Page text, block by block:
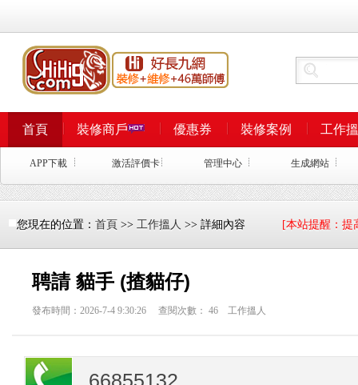
首頁 裝修商戶 優惠券 裝修案例 工作
APP下載 激活評價卡 管理中心 生成網站
您現在的位置： 首頁 >> 工作搵人 >> 詳細內容 [本站提醒：提
聘請 貓手 (揸貓仔)
發布時間：2026-7-4 9:30:26 查閱次數： 46 工作搵人
66855132